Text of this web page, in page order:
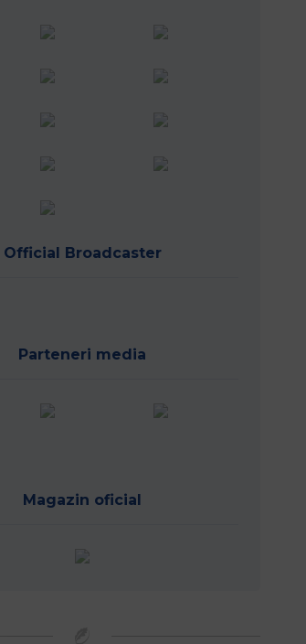
Official Broadcaster
Parteneri media
Magazin oficial